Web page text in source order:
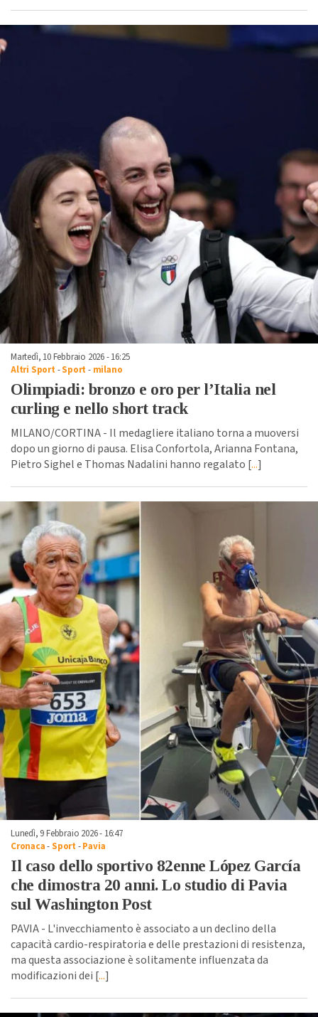
Martedì, 10 Febbraio 2026 - 16:25
Altri Sport -Sport - milano
Olimpiadi: bronzo e oro per l’Italia nel
curling e nello short track
MILANO/CORTINA - Il medagliere italiano torna a muoversi
dopo un giorno di pausa. Elisa Confortola, Arianna Fontana,
Pietro Sighel e Thomas Nadalini hanno regalato [...]
Lunedì, 9 Febbraio 2026 - 16:47
Cronaca-Sport -Pavia
Il caso dello sportivo 82enne López García
che dimostra 20 anni. Lo studio di Pavia
sul Washington Post
PAVIA - L'invecchiamento è associato a un declino della
capacità cardio-respiratoria e delle prestazioni di resistenza,
ma questa associazione è solitamente influenzata da
modificazioni dei [...]